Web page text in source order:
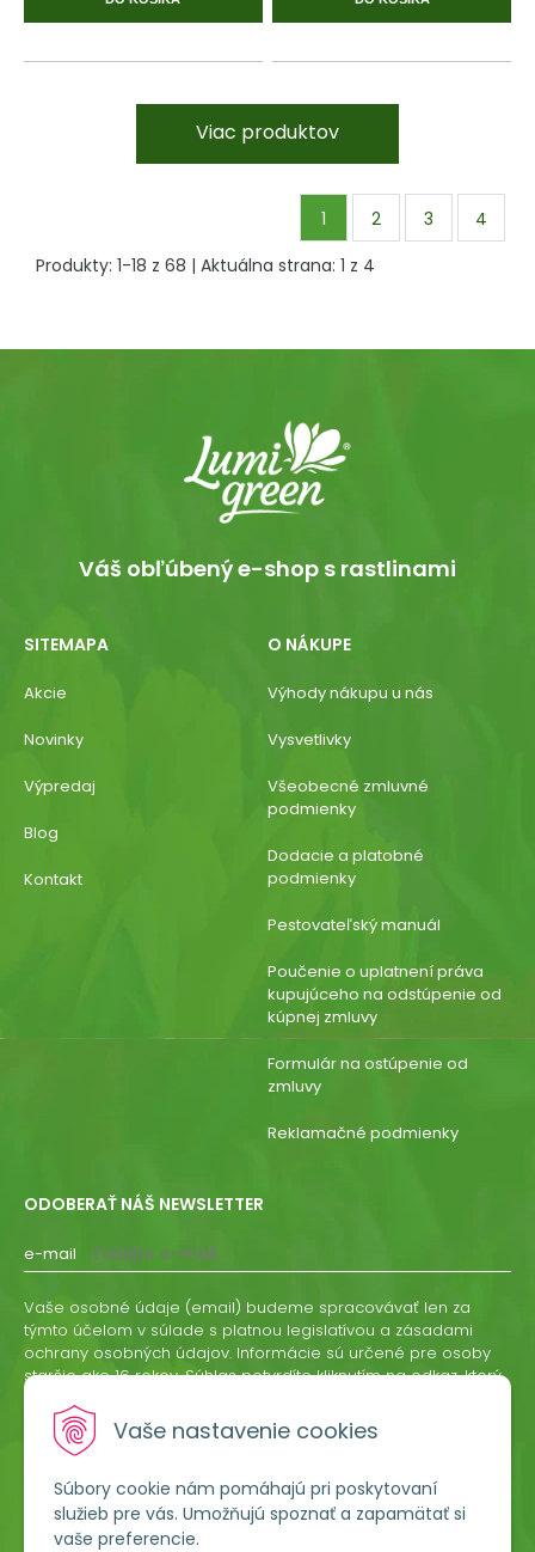
Vaše nastavenie cookies
Súbory cookie nám pomáhajú pri poskytovaní
služieb pre vás. Umožňujú spoznať a zapamätať si
vaše preferencie.
Viac produktov
1 2 3
4
Produkty: 1-18 z 68 | Aktuálna strana: 1 z 4
Váš obľúbený e-shop s rastlinami
SITEMAPA
Akcie
Novinky
Výpredaj
Blog
Kontakt
O NÁKUPE
Výhody nákupu u nás
Vysvetlivky
Všeobecné zmluvné
podmienky
Dodacie a platobné
podmienky
Pestovateľský manuál
Poučenie o uplatnení práva
kupujúceho na odstúpenie od
kúpnej zmluvy
Formulár na ostúpenie od
zmluvy
Reklamačné podmienky
ODOBERAŤ NÁŠ NEWSLETTER
e-mail
ODOBERAŤ
Vaše osobné údaje (email) budeme spracovávať len za
týmto účelom v súlade s platnou legislatívou a zásadami
ochrany osobných údajov. Informácie sú určené pre osoby
staršie ako 16 rokov. Súhlas potvrdíte kliknutím na odkaz, ktorý
odvolať písomne, emailom alebo kliknutím na odkaz z
ktoréhokoľvek informačného emailu.